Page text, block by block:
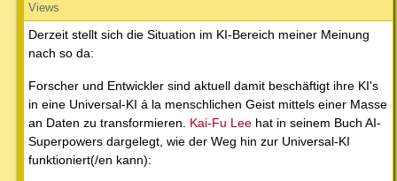
Views
Derzeit stellt sich die Situation im KI-Bereich meiner Meinung
nach so da:
Forscher und Entwickler sind aktuell damit beschäftigt ihre KI's
in eine Universal-KI á la menschlichen Geist mittels einer Masse
an Daten zu transformieren. Kai-Fu Lee hat in seinem Buch AI-
Superpowers dargelegt, wie der Weg hin zur Universal-KI
funktioniert(/en kann):